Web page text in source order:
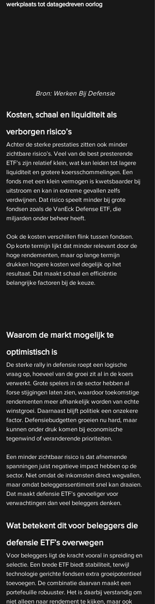
werkplaats tot datagedreven oorlog
Bron: Werken Bij Defensie
Kosten, schaal en liquiditeit als
verborgen risico’s
Achter de sterke prestaties zitten ook minder
zichtbare risico’s. Veel van de best presterende
ETF’s zijn relatief klein, wat kan leiden tot lagere
liquiditeit en grotere koersschommelingen. Een
fonds met een klein vermogen is kwetsbaarder bij
uitstroom en kan in extreme gevallen zelfs
verdwijnen. Dat risico speelt minder bij grote
fondsen zoals de VanEck Defense ETF, die
miljarden onder beheer heeft.
Ook de kosten verschillen flink tussen fondsen.
Op korte termijn lijkt dat minder relevant door de
hoge rendementen, maar op lange termijn
drukken hogere kosten wel degelijk op het
resultaat. Dat maakt schaal en efficiëntie
belangrijke factoren bij de keuze.
Waarom de markt mogelijk te
optimistisch is
De sterke rally in defensie roept een logische
vraag op, hoeveel van de groei zit al in de koers
verwerkt. Grote spelers in de sector hebben al
forse stijgingen laten zien, waardoor toekomstige
rendementen meer afhankelijk worden van echte
winstgroei. Daarnaast blijft politiek een onzekere
factor. Defensiebudgetten groeien nu hard, maar
kunnen onder druk komen bij economische
tegenwind of veranderende prioriteiten.
Een minder zichtbaar risico is dat afnemende
spanningen juist negatieve impact hebben op de
sector. Niet omdat de inkomsten direct wegvallen,
maar omdat beleggerssentiment snel kan draaien.
Dat maakt defensie ETF’s gevoeliger voor
verwachtingen dan veel beleggers denken.
Wat betekent dit voor beleggers die
defensie ETF’s overwegen
Voor beleggers ligt de kracht vooral in spreiding en
selectie. Een brede ETF biedt stabiliteit, terwijl
technologie gerichte fondsen extra groeipotentieel
toevoegen. De combinatie daarvan maakt een
portefeuille robuuster. Het is daarbij verstandig om
niet alleen naar rendement te kijken, maar ook